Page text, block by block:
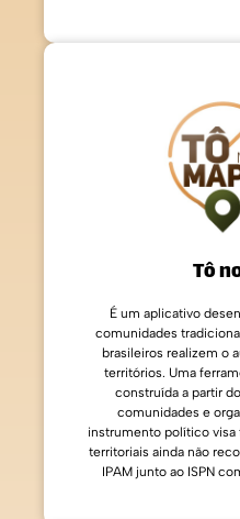
Tô
É um aplicativo
comunidades
brasileiros realizem o
territórios. Uma
construída a partir
comunidades e
instrumento político visa
territoriais ainda não
IPAM junto ao ISPN